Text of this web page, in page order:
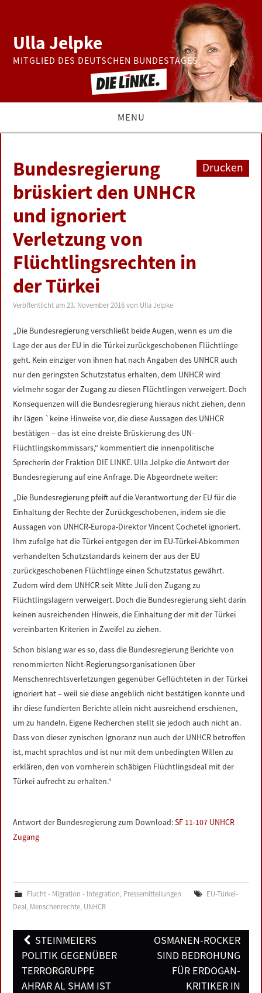
Ulla Jelpke
MITGLIED DES DEUTSCHEN BUNDESTAGES
MENU
BUNDESTAG
PRESSE
ZUR PERSON
LINKS
DATENSCHUTZERKLÄRUNG
IMPRESSUM
Drucken
Bundesregierung
brüskiert den UNHCR
und ignoriert
Verletzung von
Flüchtlingsrechten in
der Türkei
Veröffentlicht am23. November 2016 von Ulla Jelpke
„Die Bundesregierung verschließt beide Augen, wenn es um die
Lage der aus der EU in die Türkei zurückgeschobenen Flüchtlinge
geht. Kein einziger von ihnen hat nach Angaben des UNHCR auch
nur den geringsten Schutzstatus erhalten, dem UNHCR wird
vielmehr sogar der Zugang zu diesen Flüchtlingen verweigert. Doch
Konsequenzen will die Bundesregierung hieraus nicht ziehen, denn
ihr lägen `keine Hinweise vor, die diese Aussagen des UNHCR
bestätigen – das ist eine dreiste Brüskierung des UN-
Flüchtlingskommissars,“ kommentiert die innenpolitische
Sprecherin der Fraktion DIE LINKE. Ulla Jelpke die Antwort der
Bundesregierung auf eine Anfrage. Die Abgeordnete weiter:
„Die Bundesregierung pfeift auf die Verantwortung der EU für die
Einhaltung der Rechte der Zurückgeschobenen, indem sie die
Aussagen von UNHCR-Europa-Direktor Vincent Cochetel ignoriert.
Ihm zufolge hat die Türkei entgegen der im EU-Türkei-Abkommen
verhandelten Schutzstandards keinem der aus der EU
zurückgeschobenen Flüchtlinge einen Schutzstatus gewährt.
Zudem wird dem UNHCR seit Mitte Juli den Zugang zu
Flüchtlingslagern verweigert. Doch die Bundesregierung sieht darin
keinen ausreichenden Hinweis, die Einhaltung der mit der Türkei
vereinbarten Kriterien in Zweifel zu ziehen.
Schon bislang war es so, dass die Bundesregierung Berichte von
renommierten Nicht-Regierungsorganisationen über
Menschenrechtsverletzungen gegenüber Geflüchteten in der Türkei
ignoriert hat – weil sie diese angeblich nicht bestätigen konnte und
ihr diese fundierten Berichte allein nicht ausreichend erschienen,
um zu handeln. Eigene Recherchen stellt sie jedoch auch nicht an.
Dass von dieser zynischen Ignoranz nun auch der UNHCR betroffen
ist, macht sprachlos und ist nur mit dem unbedingten Willen zu
erklären, den von vornherein schäbigen Flüchtlingsdeal mit der
Türkei aufrecht zu erhalten.“
Antwort der Bundesregierung zum Download:SF 11-107 UNHCR
Zugang
Flucht - Migration - Integration, Pressemitteilungen
EU-Türkei-
Deal, Menschenrechte, UNHCR
Post
navigation
STEINMEIERS
POLITIK GEGENÜBER
TERRORGRUPPE
AHRAR AL SHAM IST
OSMANEN-ROCKER
SIND BEDROHUNG
FÜR ERDOGAN-
KRITIKER IN